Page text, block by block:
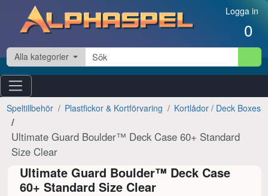
Hoppa till innehåll Logga in
0
Alla kategorier
Speltillbehör Plastfickor & Kortförvaring Kortlådor / Deck Boxes
Ultimate Guard Boulder™ Deck Case 60+ Standard
Size Clear
Ultimate Guard Boulder™ Deck Case
60+ Standard Size Clear